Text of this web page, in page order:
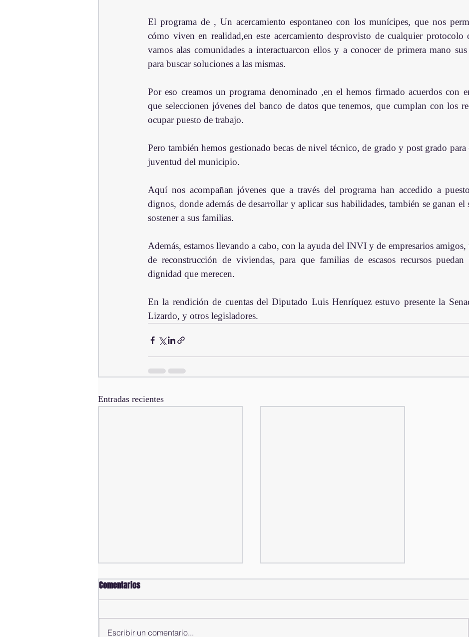
El programa de , Un acercamiento espontaneo con los munícipes, que nos
cómo viven en realidad,en este acercamiento desprovisto de cualquier protocolo
vamos alas comunidades a interactuarcon ellos y a conocer de primera mano sus
para buscar soluciones a las mismas.
Por eso creamos un programa denominado ,en el hemos firmado acuerdos con
que seleccionen jóvenes del banco de datos que tenemos, que cumplan con los
ocupar puesto de trabajo.
Pero también hemos gestionado becas de nivel técnico, de grado y post grado para
juventud del municipio.
Aquí nos acompañan jóvenes que a través del programa han accedido a
dignos, donde además de desarrollar y aplicar sus habilidades, también se ganan el
sostener a sus familias.
Además, estamos llevando a cabo, con la ayuda del INVI y de empresarios amigos,
de reconstrucción de viviendas, para que familias de escasos recursos
dignidad que merecen.
En la rendición de cuentas del Diputado Luis Henríquez estuvo presente la
Lizardo, y otros legisladores.
Entradas recientes
Comentarios
Escribir un comentario...